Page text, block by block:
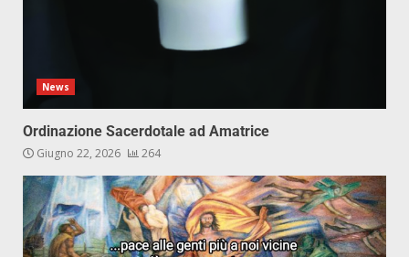
News
Ordinazione Sacerdotale ad Amatrice
Giugno 22, 2026 264